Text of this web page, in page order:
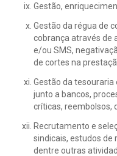
Gestão,
Gestão da régua de
cobrança através de
e/ou SMS,
de cortes na
Gestão da tesouraria
junto a bancos,
críticas, reembolsos,
Recrutamento e
sindicais, estudos de
dentre outras